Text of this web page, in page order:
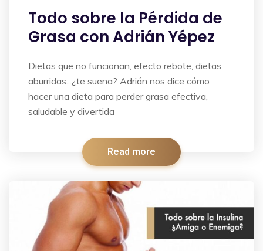
Todo sobre la Pérdida de
Grasa con Adrián Yépez
Dietas que no funcionan, efecto rebote, dietas
aburridas...¿te suena? Adrián nos dice cómo
hacer una dieta para perder grasa efectiva,
saludable y divertida
Read more